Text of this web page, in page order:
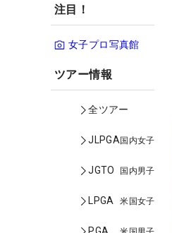
注目！
女子プロ写真館
ツアー情報
全ツアー
JLPGA国内女子
JGTO 国内男子
LPGA 米国女子